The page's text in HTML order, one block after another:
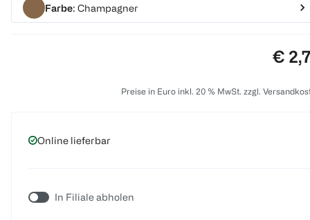
Farbe: Champagner
€
Preise in Euro inkl. 20 % MwSt. zzgl.
Online lieferbar
In Filiale abholen